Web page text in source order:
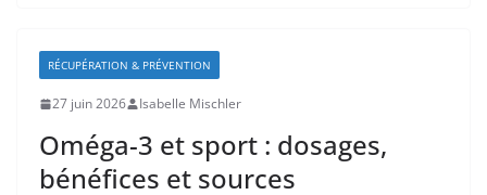
RÉCUPÉRATION & PRÉVENTION
27 juin 2026 Isabelle Mischler
Oméga-3 et sport : dosages,
bénéfices et sources